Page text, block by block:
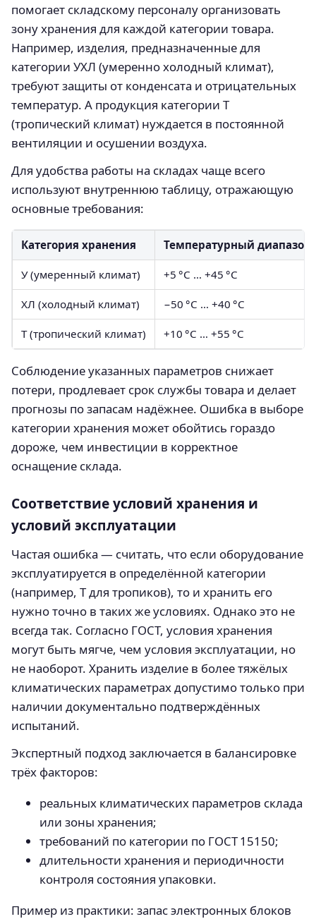
помогает складскому персоналу организовать
зону хранения для каждой категории товара.
Например, изделия, предназначенные для
категории УХЛ (умеренно холодный климат),
требуют защиты от конденсата и отрицательных
температур. А продукция категории Т
(тропический климат) нуждается в постоянной
вентиляции и осушении воздуха.
Для удобства работы на складах чаще всего
используют внутреннюю таблицу, отражающую
основные требования:
Категория хранения Температурный диапазон
У (умеренный климат) +5 °C … +45 °C
ХЛ (холодный климат) −50 °C … +40 °C
Т (тропический климат) +10 °C … +55 °C
Соблюдение указанных параметров снижает
потери, продлевает срок службы товара и делает
прогнозы по запасам надёжнее. Ошибка в выборе
категории хранения может обойтись гораздо
дороже, чем инвестиции в корректное
оснащение склада.
Соответствие условий хранения и
условий эксплуатации
Частая ошибка — считать, что если оборудование
эксплуатируется в определённой категории
(например, Т для тропиков), то и хранить его
нужно точно в таких же условиях. Однако это не
всегда так. Согласно ГОСТ, условия хранения
могут быть мягче, чем условия эксплуатации, но
не наоборот. Хранить изделие в более тяжёлых
климатических параметрах допустимо только при
наличии документально подтверждённых
испытаний.
Экспертный подход заключается в балансировке
трёх факторов:
реальных климатических параметров склада
или зоны хранения;
требований по категории по ГОСТ 15150;
длительности хранения и периодичности
контроля состояния упаковки.
Пример из практики: запас электронных блоков